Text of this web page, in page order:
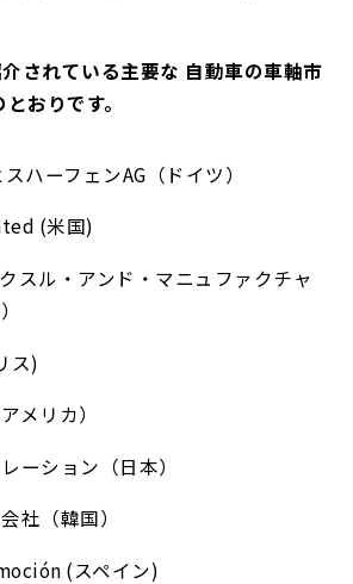
されている主要な 自動車の車軸市
おりです。
ハーフェンAG（ドイツ）
(米国)
スル・アンド・マニュファクチャ
ス)
メリカ）
ーション（日本）
社（韓国）
(スペイン)